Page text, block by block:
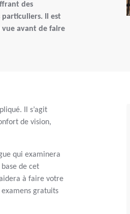
des
particuliers. Il est
vue avant de faire
Il s’agit
de vision,
qui examinera
de cet
à faire votre
examens gratuits